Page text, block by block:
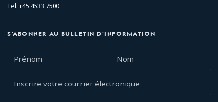
Tel: +45 4533 7500
S’ABONNER AU BULLETIN D’INFORMATION
votre